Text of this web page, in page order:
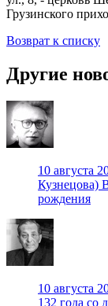
Грузинского
Возврат к списку
Другие
10 августа
Кузнецова)
рождения
10 августа
132 года со